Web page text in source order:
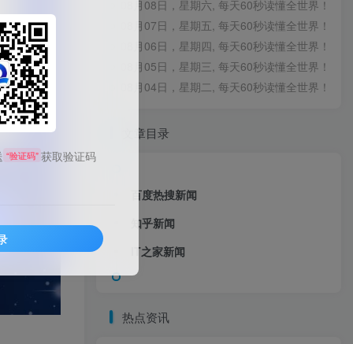
08月08日，星期六, 每天60秒读懂全世界！
08月07日，星期五, 每天60秒读懂全世界！
08月06日，星期四, 每天60秒读懂全世界！
08月05日，星期三, 每天60秒读懂全世界！
08月04日，星期二, 每天60秒读懂全世界！
文章目录
百度热搜新闻
知乎新闻
IT之家新闻
热点资讯
“验证码” 获取验证码